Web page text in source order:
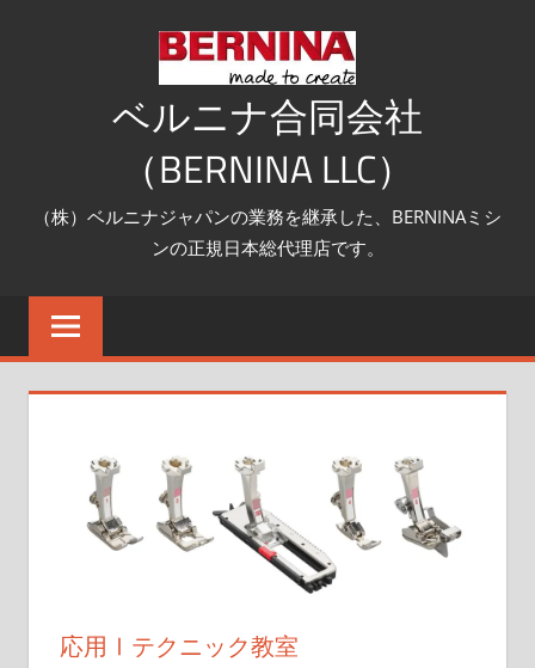
ベルニナ合同会社
（BERNINA LLC）
（株）ベルニナジャパンの業務を継承した、BERNINAミシ
ンの正規日本総代理店です。
応用Ⅰテクニック教室